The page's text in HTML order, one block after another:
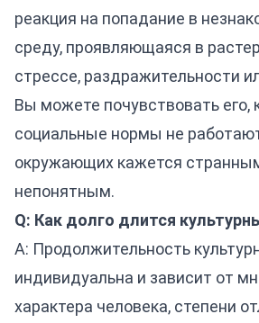
реакция на попадание в
среду, проявляющаяся в
стрессе, раздражительности
Вы можете почувствовать его,
социальные нормы не
окружающих кажется
непонятным.
Q: Как долго длится
A: Продолжительность
индивидуальна и зависит от
характера человека, степени